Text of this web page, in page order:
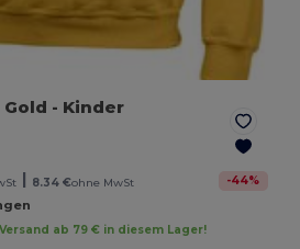
Gold - Kinder
| 8.34 €ohne MwSt -44%
ab 79 € in diesem Lager!